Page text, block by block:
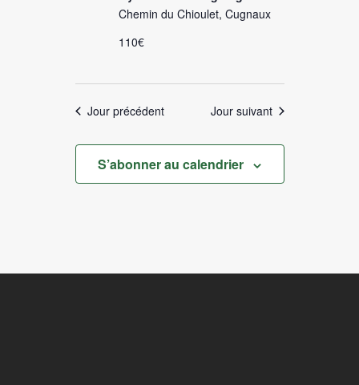
Chemin du Chioulet, Cugnaux
110€
Jour précédent Jour suivant
S’abonner au calendrier